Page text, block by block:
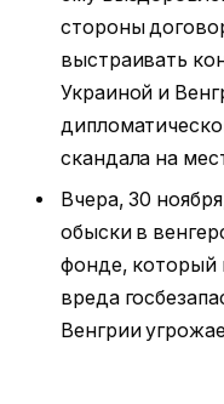
стороны
выстраивать
Украиной и
скандала на
Вчера, 30
обыски в
фонде, который
вреда
Венгрии